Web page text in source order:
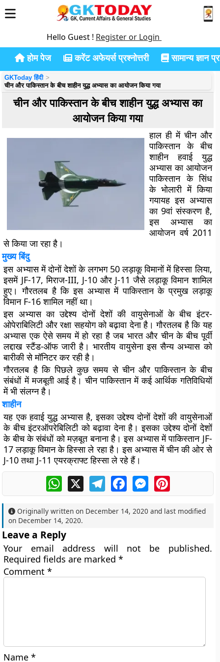
Hello Guest ! Register or Login
होम पेज करेंट अफेयर्स प्रश्नोत्तरी सामान्य ज्ञान
GKToday हिंदी
चीन और पाकिस्तान के बीच शाहीन युद्ध अभ्यास का आयोजन किया गया
चीन और पाकिस्तान के बीच शाहीन युद्ध अभ्यास का
आयोजन किया गया
हाल ही में चीन और
पाकिस्तान के बीच
शाहीन हवाई युद्ध
अभ्यास का आयोजन
पाकिस्तान के सिंध
के भोलारी में किया
गयायह इस अभ्यास
का 9वां संस्करण है,
इस अभ्यास का
आयोजन वर्ष 2011
से किया जा रहा है।
मुख्य बिंदु
इस अभ्यास में दोनों देशों के लगभग 50 लड़ाकू विमानों में हिस्सा लिया,
इसमें JF-17, मिराज-III, J-10 और J-11 जैसे लड़ाकू विमान शामिल
हुए। गौरतलब है कि इस अभ्यास में पाकिस्तान के प्रमुख लड़ाकू
विमान F-16 शामिल नहीं था।
इस अभ्यास का उद्देश्य दोनों देशों की वायुसेनाओं के बीच इंटर-
ओपेराबिलिटी और रक्षा सहयोग को बढ़ावा देना है। गौरतलब है कि यह
अभ्यास एक ऐसे समय में हो रहा है जब भारत और चीन के बीच पूर्वी
लद्दाख स्टैंड-ऑफ जारी है। भारतीय वायुसेना इस सैन्य अभ्यास को
बारीकी से मॉनिटर कर रही है।
गौरतलब है कि पिछले कुछ समय से चीन और पाकिस्तान के बीच
संबंधों में मजबूती आई है। चीन पाकिस्तान में कई आर्थिक गतिविधियों
में भी संलग्न है।
शाहीन
यह एक हवाई युद्ध अभ्यास है, इसका उद्देश्य दोनों देशों की वायुसेनाओं
के बीच इंटरऑपरेबिलिटी को बढ़ावा देना है। इसका उद्देश्य दोनों देशों
के बीच के संबंधों को मज़बूत बनाना है। इस अभ्यास में पाकिस्तान JF-
17 लड़ाकू विमान के हिस्सा ले रहा है। इस अभ्यास में चीन की ओर से
J-10 तथा J-11 एयरक्राफ्ट हिस्सा ले रहे हैं।
WhatsApp
X TelegramFacebookMessengerPinterest
Originally written on December 14, 2020 and last modified
on December 14, 2020.
Leave a Reply
Your email address will not be published.
Required fields are marked*
Comment*
Name*